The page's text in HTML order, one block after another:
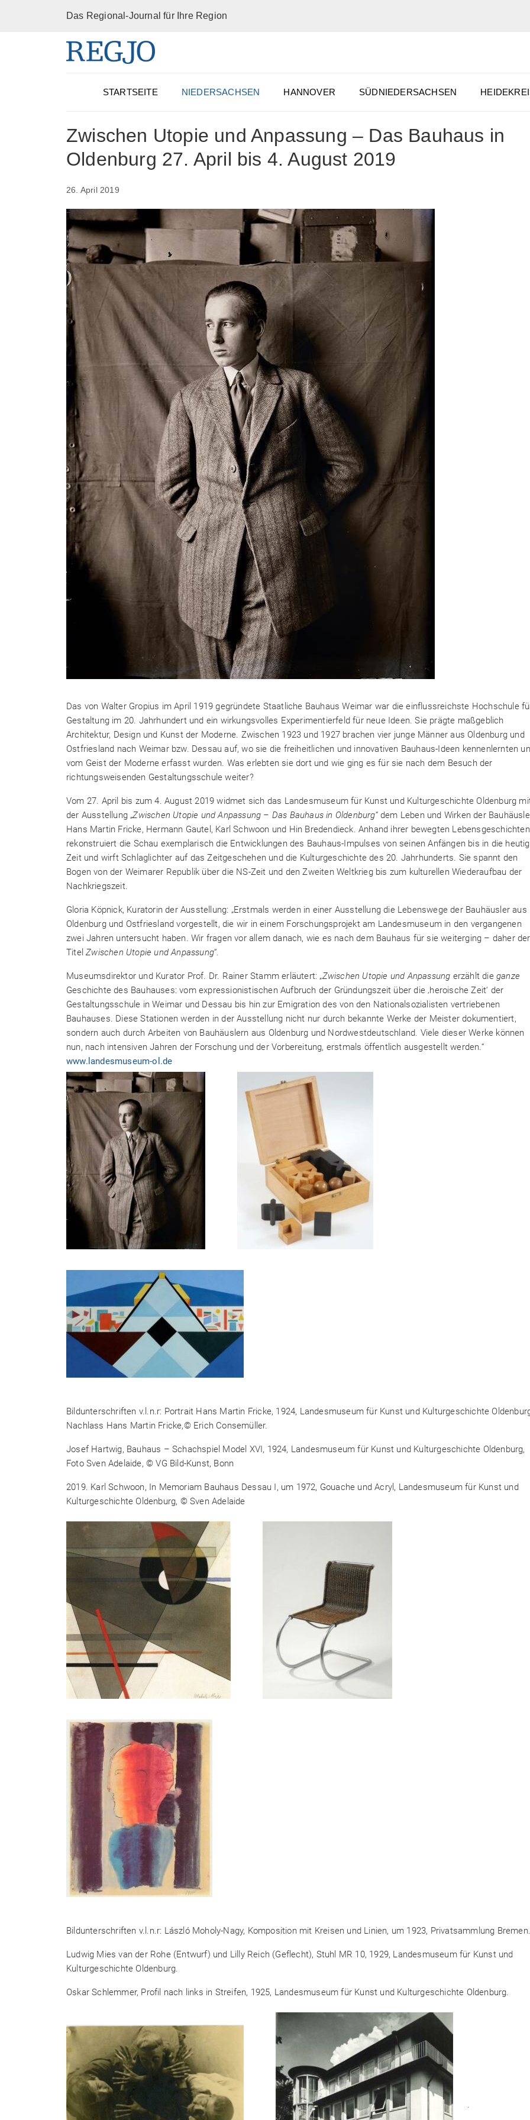
Das Regional-Journal für Ihre Region
STARTSEITE NIEDERSACHSEN HANNOVER SÜDNIEDERSACHSEN
Zwischen Utopie und Anpassung – Das Bauhaus in
Oldenburg 27. April bis 4. August 2019
26. April 2019
Das von Walter Gropius im April 1919 gegründete Staatliche Bauhaus Weimar war die einflussreichste Hochschule
Gestaltung im 20. Jahrhundert und ein wirkungsvolles Experimentierfeld für neue Ideen. Sie prägte maßgeblich
Architektur, Design und Kunst der Moderne. Zwischen 1923 und 1927 brachen vier junge Männer aus Oldenburg und
Ostfriesland nach Weimar bzw. Dessau auf, wo sie die freiheitlichen und innovativen Bauhaus-Ideen kennenlernten
vom Geist der Moderne erfasst wurden. Was erlebten sie dort und wie ging es für sie nach dem Besuch der
richtungsweisenden Gestaltungsschule weiter?
Vom 27. April bis zum 4. August 2019 widmet sich das Landesmuseum für Kunst und Kulturgeschichte Oldenburg
der Ausstellung „Zwischen Utopie und Anpassung – Das Bauhaus in Oldenburg“ dem Leben und Wirken der
Hans Martin Fricke, Hermann Gautel, Karl Schwoon und Hin Bredendieck. Anhand ihrer bewegten Lebensgeschichten
rekonstruiert die Schau exemplarisch die Entwicklungen des Bauhaus-Impulses von seinen Anfängen bis in die
Zeit und wirft Schlaglichter auf das Zeitgeschehen und die Kulturgeschichte des 20. Jahrhunderts. Sie spannt den
Bogen von der Weimarer Republik über die NS-Zeit und den Zweiten Weltkrieg bis zum kulturellen Wiederaufbau der
Nachkriegszeit.
Gloria Köpnick, Kuratorin der Ausstellung: „Erstmals werden in einer Ausstellung die Lebenswege der Bauhäusler aus
Oldenburg und Ostfriesland vorgestellt, die wir in einem Forschungsprojekt am Landesmuseum in den vergangenen
zwei Jahren untersucht haben. Wir fragen vor allem danach, wie es nach dem Bauhaus für sie weiterging – daher der
TitelZwischen Utopie und Anpassung“.
Museumsdirektor und Kurator Prof. Dr. Rainer Stamm erläutert: „Zwischen Utopie und Anpassung erzählt dieganze
Geschichte des Bauhauses: vom expressionistischen Aufbruch der Gründungszeit über die ‚heroische Zeit‘ der
Gestaltungsschule in Weimar und Dessau bis hin zur Emigration des von den Nationalsozialisten vertriebenen
Bauhauses. Diese Stationen werden in der Ausstellung nicht nur durch bekannte Werke der Meister dokumentiert,
sondern auch durch Arbeiten von Bauhäuslern aus Oldenburg und Nordwestdeutschland. Viele dieser Werke können
nun, nach intensiven Jahren der Forschung und der Vorbereitung, erstmals öffentlich ausgestellt werden.“
www.landesmuseum-ol.de
Bildunterschriften v.l.n.r: Portrait Hans Martin Fricke, 1924, Landesmuseum für Kunst und Kulturgeschichte
Nachlass Hans Martin Fricke,© Erich Consemüller.
Josef Hartwig, Bauhaus – Schachspiel Model XVI, 1924, Landesmuseum für Kunst und Kulturgeschichte Oldenburg,
Foto Sven Adelaide, © VG Bild-Kunst, Bonn
2019. Karl Schwoon, In Memoriam Bauhaus Dessau I, um 1972, Gouache und Acryl, Landesmuseum für Kunst und
Kulturgeschichte Oldenburg, © Sven Adelaide
Bildunterschriften v.l.n.r: László Moholy-Nagy, Komposition mit Kreisen und Linien, um 1923, Privatsammlung Bremen.
Ludwig Mies van der Rohe (Entwurf) und Lilly Reich (Geflecht), Stuhl MR 10, 1929, Landesmuseum für Kunst und
Kulturgeschichte Oldenburg.
Oskar Schlemmer, Profil nach links in Streifen, 1925, Landesmuseum für Kunst und Kulturgeschichte Oldenburg.
.